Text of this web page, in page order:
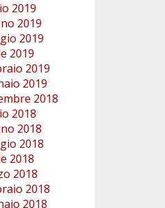
2019
2019
2019
2019
2019
2019
2018
2018
2018
2018
2018
2018
2018
2018